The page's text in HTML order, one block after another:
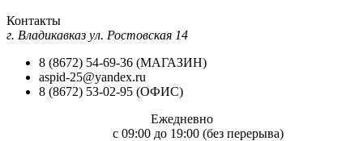
Контакты
г. Владикавказ ул. Ростовская 14
8 (8672) 54-69-36 (МАГАЗИН)
aspid-25@yandex.ru
8 (8672) 53-02-95 (ОФИС)
Ежедневно
c 09:00 до 19:00 (без перерыва)